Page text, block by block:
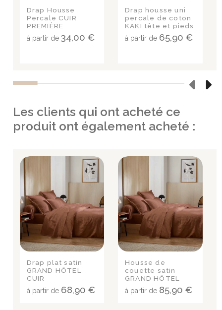
Drap Housse
Percale CUIR
PREMIÈRE
à partir de 34,00 €
Drap housse uni
percale de coton
KAKI tête et pieds
relevables
à partir de 65,90 €
Les clients qui ont acheté ce
produit ont également acheté :
Drap plat satin
GRAND HÔTEL
CUIR
à partir de 68,90 €
Housse de
couette satin
GRAND HÔTEL
CUIR
à partir de 85,90 €